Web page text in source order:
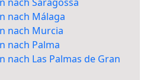
nach Málaga
nach Murcia
nach Palma
nach Las Palmas de Gran